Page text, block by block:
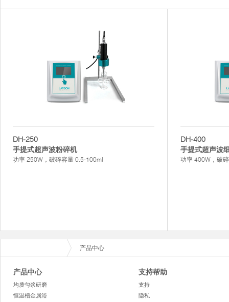
DH-250
手提式超声波粉碎机
功率 250W，破碎容量 0.5-100ml
DH-400
手提式超声波
功率 400W，破
产品中心
产品中心
均质匀浆研磨
恒温槽金属浴
支持帮助
支持
隐私